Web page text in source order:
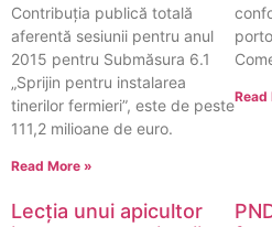
Contribuţia publică totală
aferentă sesiunii pentru anul
2015 pentru Submăsura 6.1
„Sprijin pentru instalarea
tinerilor fermieri”, este de peste
111,2 milioane de euro.
Read More »
Read
Lecția unui apicultor